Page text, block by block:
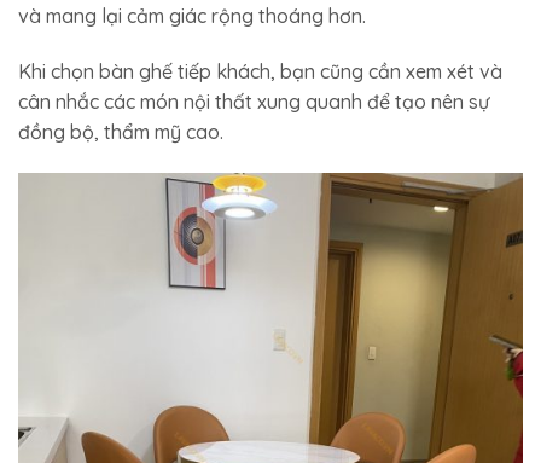
và mang lại cảm giác rộng thoáng hơn.
Khi chọn bàn ghế tiếp khách, bạn cũng cần xem xét và
cân nhắc các món nội thất xung quanh để tạo nên sự
đồng bộ, thẩm mỹ cao.